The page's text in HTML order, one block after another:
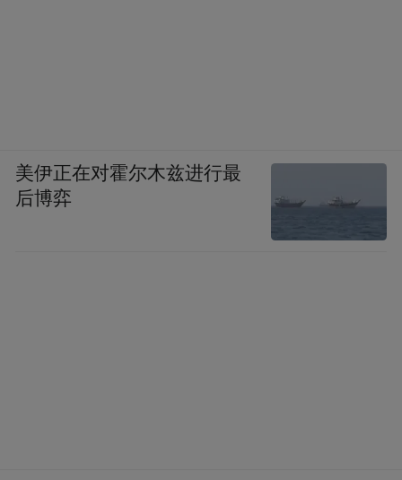
美伊正在对霍尔木兹进行最
后博弈